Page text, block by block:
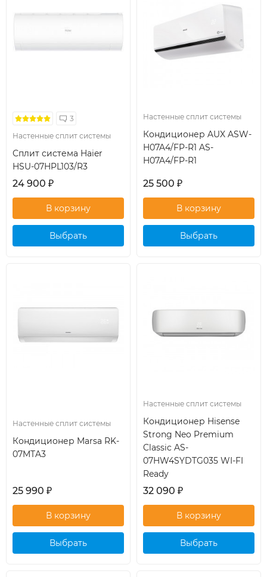
3
Настенные сплит системы
Сплит система Haier
HSU-07HPL103/R3
24 900 ₽
Выбрать
Настенные сплит системы
Кондиционер AUX ASW-
H07A4/FP-R1 AS-
H07A4/FP-R1
25 500 ₽
Выбрать
Настенные сплит системы
Кондиционер Marsa RK-
07MTA3
25 990 ₽
Выбрать
Настенные сплит системы
Кондиционер Hisense
Strong Neo Premium
Classic AS-
07HW4SYDTG035 WI-FI
Ready
32 090 ₽
Выбрать